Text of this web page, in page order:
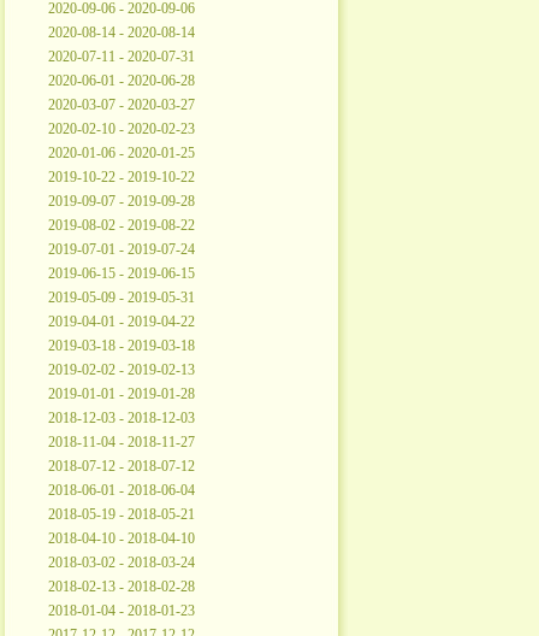
2020-09-06 - 2020-09-06
2020-08-14 - 2020-08-14
2020-07-11 - 2020-07-31
2020-06-01 - 2020-06-28
2020-03-07 - 2020-03-27
2020-02-10 - 2020-02-23
2020-01-06 - 2020-01-25
2019-10-22 - 2019-10-22
2019-09-07 - 2019-09-28
2019-08-02 - 2019-08-22
2019-07-01 - 2019-07-24
2019-06-15 - 2019-06-15
2019-05-09 - 2019-05-31
2019-04-01 - 2019-04-22
2019-03-18 - 2019-03-18
2019-02-02 - 2019-02-13
2019-01-01 - 2019-01-28
2018-12-03 - 2018-12-03
2018-11-04 - 2018-11-27
2018-07-12 - 2018-07-12
2018-06-01 - 2018-06-04
2018-05-19 - 2018-05-21
2018-04-10 - 2018-04-10
2018-03-02 - 2018-03-24
2018-02-13 - 2018-02-28
2018-01-04 - 2018-01-23